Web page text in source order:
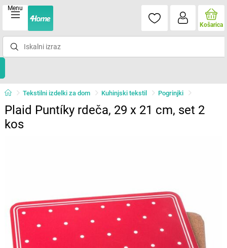
Menu
Košarica
Tekstilni izdelki za dom Kuhinjski tekstil Pogrinjki
Plaid Puntíky rdeča, 29 x 21 cm, set 2
kos